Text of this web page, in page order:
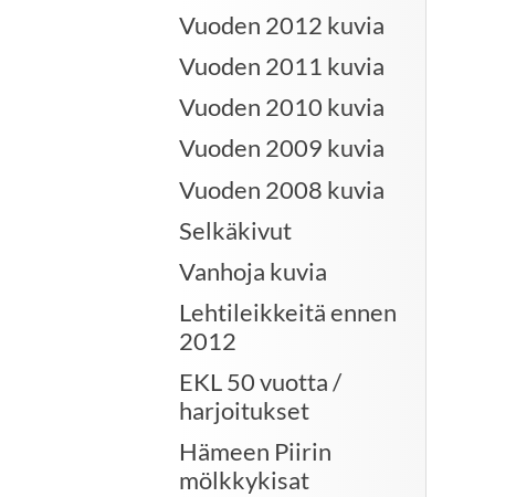
Vuoden 2012 kuvia
Vuoden 2011 kuvia
Vuoden 2010 kuvia
Vuoden 2009 kuvia
Vuoden 2008 kuvia
Selkäkivut
Vanhoja kuvia
Lehtileikkeitä ennen
2012
EKL 50 vuotta /
harjoitukset
Hämeen Piirin
mölkkykisat